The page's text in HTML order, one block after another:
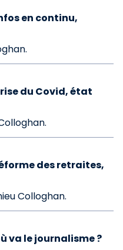
en continu,
du Covid, état
des retraites,
Colloghan.
va le journalisme ?